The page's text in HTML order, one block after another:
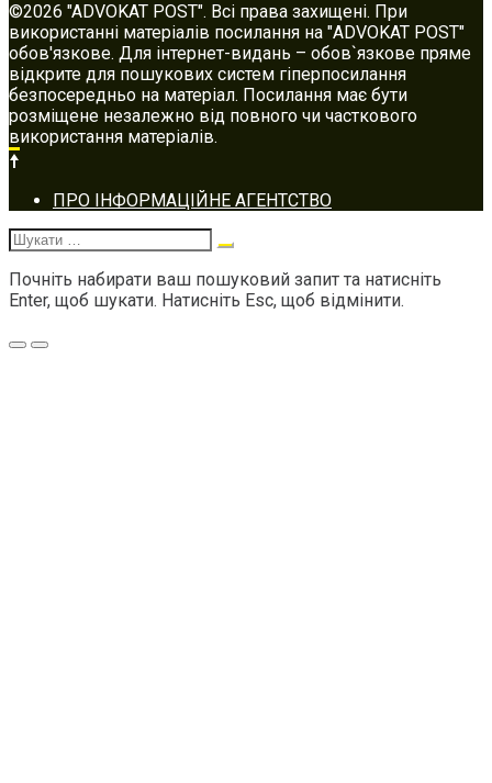
©2026 "ADVOKAT POST". Всі права захищені. При
використанні матеріалів посилання на "ADVOKAT POST"
обов'язкове. Для інтернет-видань – обов`язкове пряме
відкрите для пошукових систем гіперпосилання
безпосередньо на матеріал. Посилання має бути
розміщене незалежно від повного чи часткового
використання матеріалів.
Footer
navigation
ПРО ІНФОРМАЦІЙНЕ АГЕНТСТВО
Шукати:
Почніть набирати ваш пошуковий запит та натисніть
Enter, щоб шукати. Натисніть Esc, щоб відмінити.
Меню